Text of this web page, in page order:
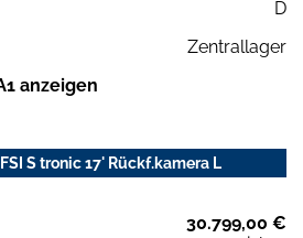
D
Zentrallager
anzeigen
S tronic 17' Rückf.kamera L
30.799,00 €